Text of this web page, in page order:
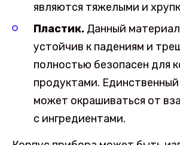
являются тяжелыми и
Пластик. Данный
устойчив к падениям и
полностью безопасен для
продуктами.
может окрашиваться от
с ингредиентами.